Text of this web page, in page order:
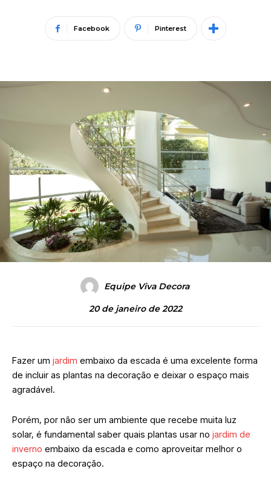
Facebook Pinterest
Equipe Viva Decora
20 de janeiro de 2022
Fazer um jardim embaixo da escada é uma excelente forma
de incluir as plantas na decoração e deixar o espaço mais
agradável.
Porém, por não ser um ambiente que recebe muita luz
solar, é fundamental saber quais plantas usar no jardim de
inverno embaixo da escada e como aproveitar melhor o
espaço na decoração.